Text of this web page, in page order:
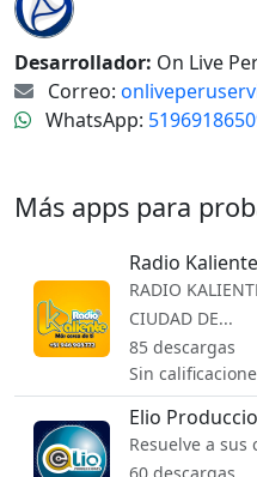
Desarrollador: On Live
Correo:
WhatsApp:
Más apps para
Radio Kaliente
RADIO
CIUDAD DE...
85 descargas
Sin
Elio
Resuelve a sus